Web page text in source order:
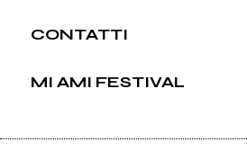
CONTATTI
MI AMI FESTIVAL